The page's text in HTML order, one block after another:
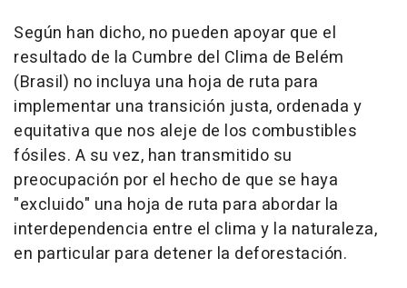
Según han dicho, no pueden apoyar que el
resultado de la Cumbre del Clima de Belém
(Brasil) no incluya una hoja de ruta para
implementar una transición justa, ordenada y
equitativa que nos aleje de los combustibles
fósiles. A su vez, han transmitido su
preocupación por el hecho de que se haya
"excluido" una hoja de ruta para abordar la
interdependencia entre el clima y la naturaleza,
en particular para detener la deforestación.